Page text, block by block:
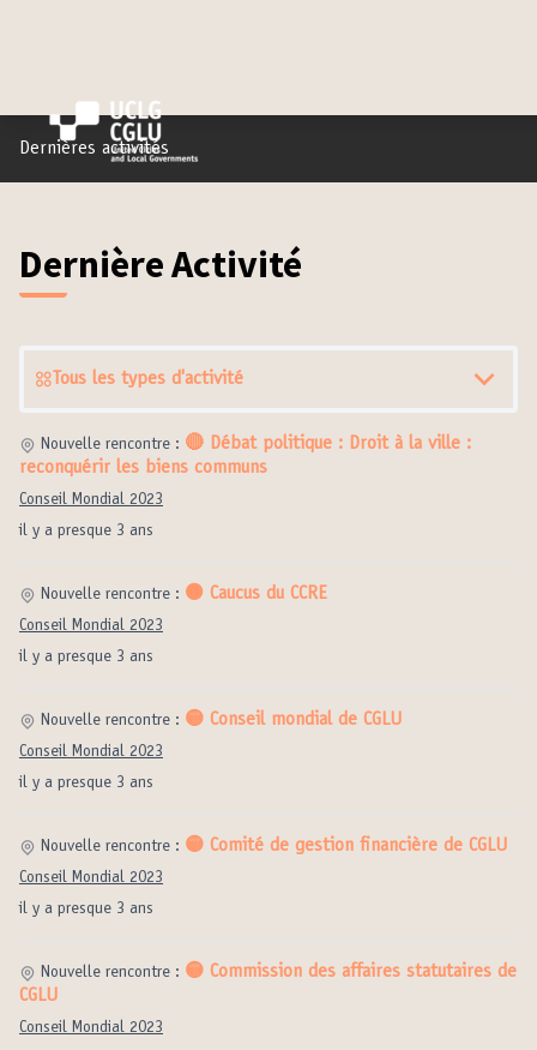
Dernières activités
Dernière Activité
Tous les types d'activité
il y a presque 3 ans
Nouvelle rencontre : 🔴 Débat politique : Droit à la ville :
reconquérir les biens communs
Conseil Mondial 2023
il y a presque 3 ans
Nouvelle rencontre : ⚫️ Caucus du CCRE
Conseil Mondial 2023
il y a presque 3 ans
Nouvelle rencontre : 🟡 Conseil mondial de CGLU
Conseil Mondial 2023
il y a presque 3 ans
Nouvelle rencontre : 🟡 Comité de gestion financière de CGLU
Conseil Mondial 2023
Nouvelle rencontre : 🟡 Commission des affaires statutaires de
CGLU
Conseil Mondial 2023